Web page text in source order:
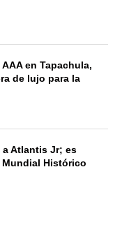
en Tapachula,
de lujo para la
Atlantis Jr; es
Histórico